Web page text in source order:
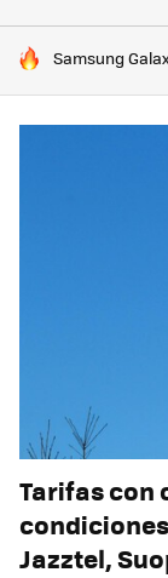
HOY SE HABLA
Samsung
Tarifas con
Jazztel,